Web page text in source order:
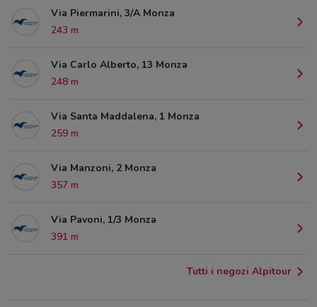
Via Piermarini, 3/A Monza
243 m
Via Carlo Alberto, 13 Monza
248 m
Via Santa Maddalena, 1 Monza
259 m
Via Manzoni, 2 Monza
357 m
Via Pavoni, 1/3 Monza
391 m
Tutti i negozi Alpitour